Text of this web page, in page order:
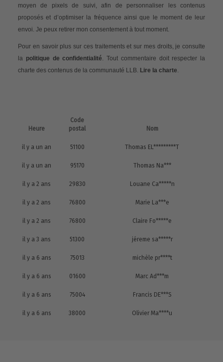
moyen de pixels de suivi, afin de personnaliser les contenus
proposés et d’optimiser la fréquence ainsi que le moment de leur
envoi. Je peux retirer mon consentement à tout moment.
Pour en savoir plus sur ces traitements et sur mes droits, je consulte
la politique de confidentialité. Tout commentaire doit respecter la
charte des contenus de la communauté LLB. Lire la charte.
Heure
Code
postal
Nom
il y a un an 51100 Thomas EL*********T
il y a un an 95170 Thomas Na***
il y a 2 ans 29830 Louane Ca*****n
il y a 2 ans 76800 Marie La***e
il y a 2 ans 76800 Claire Fo*****e
il y a 3 ans 51300 jéreme sa*****r
il y a 6 ans 75013 michèle pr****t
il y a 6 ans 01600 Marc Ad***m
il y a 6 ans 75004 Francis DE***S
il y a 6 ans 38000 Olivier Ma****u